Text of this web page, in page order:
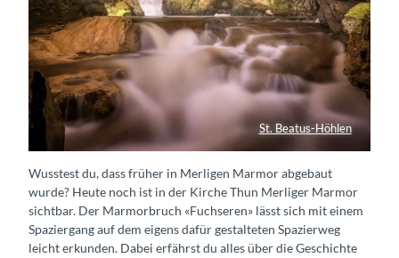
St. Beatus-Höhlen
Wasserfall St. Beatus-Höhlen
Wusstest du, dass früher in Merligen Marmor abgebaut
wurde? Heute noch ist in der Kirche Thun Merliger Marmor
sichtbar. Der Marmorbruch «Fuchseren» lässt sich mit einem
Spaziergang auf dem eigens dafür gestalteten Spazierweg
leicht erkunden. Dabei erfährst du alles über die Geschichte